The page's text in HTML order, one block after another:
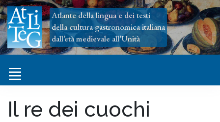
Atlante della lingua e dei testi
della cultura gastronomica italiana
dall’età medievale all’Unità
Il re dei cuochi